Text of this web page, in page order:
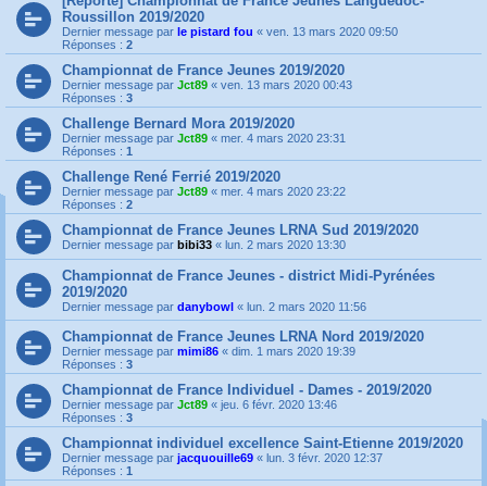
Roussillon 2019/2020
Dernier message par le pistard fou « ven. 13 mars 2020 09:50
Réponses : 2
Championnat de France Jeunes 2019/2020
Dernier message par Jct89 « ven. 13 mars 2020 00:43
Réponses : 3
Challenge Bernard Mora 2019/2020
Dernier message par Jct89 « mer. 4 mars 2020 23:31
Réponses : 1
Challenge René Ferrié 2019/2020
Dernier message par Jct89 « mer. 4 mars 2020 23:22
Réponses : 2
Championnat de France Jeunes LRNA Sud 2019/2020
Dernier message par bibi33 « lun. 2 mars 2020 13:30
Championnat de France Jeunes - district Midi-Pyrénées
2019/2020
Dernier message par danybowl « lun. 2 mars 2020 11:56
Championnat de France Jeunes LRNA Nord 2019/2020
Dernier message par mimi86 « dim. 1 mars 2020 19:39
Réponses : 3
Championnat de France Individuel - Dames - 2019/2020
Dernier message par Jct89 « jeu. 6 févr. 2020 13:46
Réponses : 3
Championnat individuel excellence Saint-Etienne 2019/2020
Dernier message par jacquouille69 « lun. 3 févr. 2020 12:37
Réponses : 1